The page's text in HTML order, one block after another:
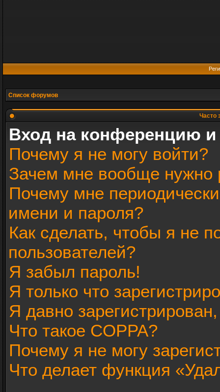
Список форумов
Часто
Вход на конференцию и
Почему я не могу войти?
Зачем мне вообще нужно
Почему мне
имени и пароля?
Как сделать, чтобы я не
пользователей?
Я забыл пароль!
Я только что
Я давно
Что такое COPPA?
Почему я не могу
Что делает функция